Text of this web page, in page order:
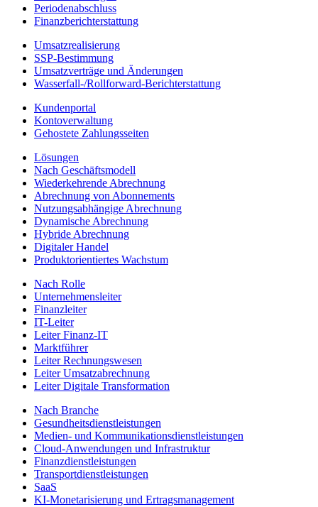
Periodenabschluss
Finanzberichterstattung
Umsatzrealisierung
SSP-Bestimmung
Umsatzverträge und Änderungen
Wasserfall-/Rollforward-Berichterstattung
Kundenportal
Kontoverwaltung
Gehostete Zahlungsseiten
Lösungen
Nach Geschäftsmodell
Wiederkehrende Abrechnung
Abrechnung von Abonnements
Nutzungsabhängige Abrechnung
Dynamische Abrechnung
Hybride Abrechnung
Digitaler Handel
Produktorientiertes Wachstum
Nach Rolle
Unternehmensleiter
Finanzleiter
IT-Leiter
Leiter Finanz-IT
Marktführer
Leiter Rechnungswesen
Leiter Umsatzabrechnung
Leiter Digitale Transformation
Nach Branche
Gesundheitsdienstleistungen
Medien- und Kommunikationsdienstleistungen
Cloud-Anwendungen und Infrastruktur
Finanzdienstleistungen
Transportdienstleistungen
SaaS
KI-Monetarisierung und Ertragsmanagement